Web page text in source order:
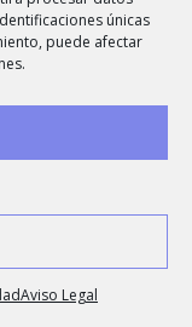
únicas
puede afectar
Aviso Legal